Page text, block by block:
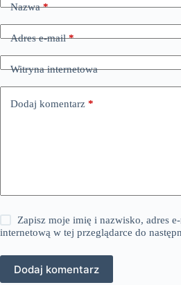
Nazwa*
Adres e-mail*
Witryna internetowa
Dodaj komentarz *
Zapisz moje imię i nazwisko, adres
internetową w tej przeglądarce do
Dodaj komentarz